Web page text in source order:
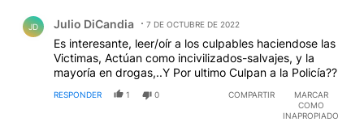
JD Julio DiCandia 7 DE OCTUBRE DE 2022
Es interesante, leer/oír a los culpables haciendose las
Victimas, Actúan como incivilizados-salvajes, y la
mayoría en drogas,..Y Por ultimo Culpan a la Policía??
RESPONDER 1 0 COMPARTIR
MARCAR
COMO
INAPROPIADO